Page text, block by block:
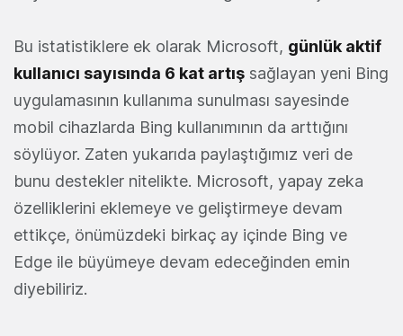
Bu istatistiklere ek olarak Microsoft, günlük aktif
kullanıcı sayısında 6 kat artış sağlayan yeni Bing
uygulamasının kullanıma sunulması sayesinde
mobil cihazlarda Bing kullanımının da arttığını
söylüyor. Zaten yukarıda paylaştığımız veri de
bunu destekler nitelikte. Microsoft, yapay zeka
özelliklerini eklemeye ve geliştirmeye devam
ettikçe, önümüzdeki birkaç ay içinde Bing ve
Edge ile büyümeye devam edeceğinden emin
diyebiliriz.